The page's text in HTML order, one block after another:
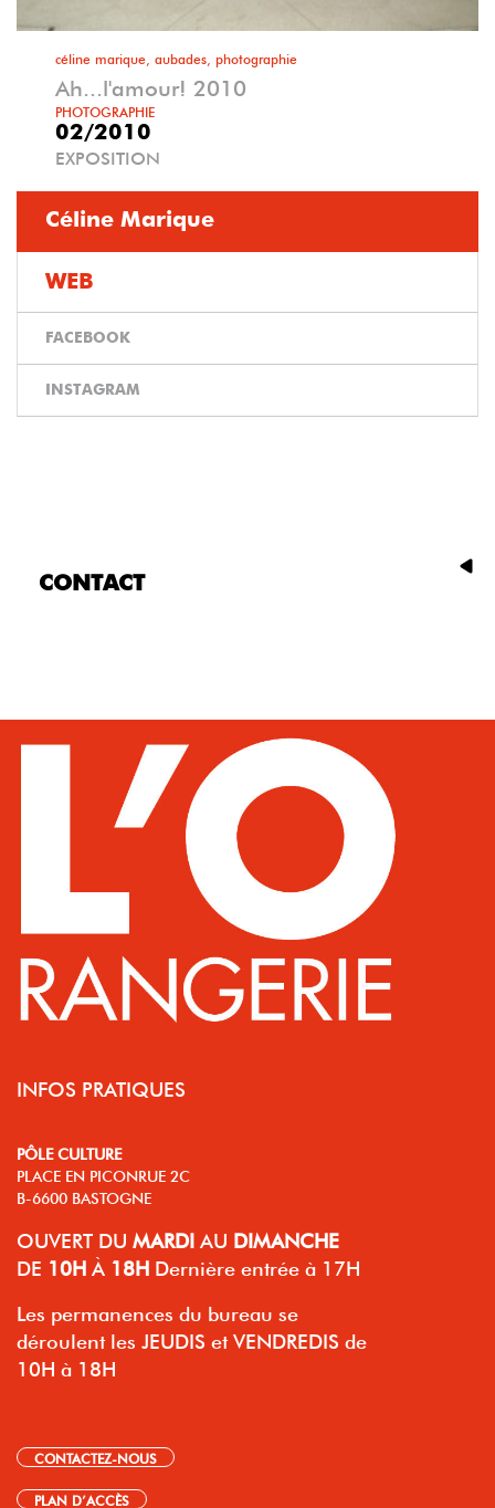
céline marique, aubades, photographie
Ah...l'amour! 2010
PHOTOGRAPHIE
02/2010
EXPOSITION
Céline Marique
WEB
FACEBOOK
INSTAGRAM
CONTACT
INFOS PRATIQUES
PÔLE CULTURE
PLACE EN PICONRUE 2C
B-6600 BASTOGNE
OUVERT DU MARDI AU DIMANCHE
DE 10H À 18H Dernière entrée à 17H
Les permanences du bureau se
déroulent les JEUDIS et VENDREDIS de
10H à 18H
CONTACTEZ-NOUS
PLAN D’ACCÈS